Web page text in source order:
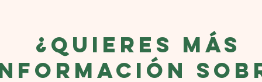
¿Quieres más